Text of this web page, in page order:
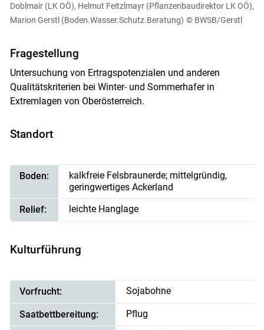
Doblmair (LK OÖ), Helmut Feitzlmayr (Pflanzenbaudirektor LK OÖ),
Marion Gerstl (Boden.Wasser.Schutz.Beratung) © BWSB/Gerstl
Fragestellung
Untersuchung von Ertragspotenzialen und anderen
Qualitätskriterien bei Winter- und Sommerhafer in
Extremlagen von Oberösterreich.
Standort
Boden:
kalkfreie Felsbraunerde; mittelgründig,
geringwertiges Ackerland
Relief:
leichte Hanglage
Kulturführung
Vorfrucht: Sojabohne
Saatbettbereitung: Pflug